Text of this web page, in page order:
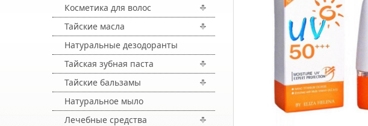
Косметика для волос
Тайские масла
Натуральные дезодоранты
Тайская зубная паста
Тайские бальзамы
Натуральное мыло
Лечебные средства